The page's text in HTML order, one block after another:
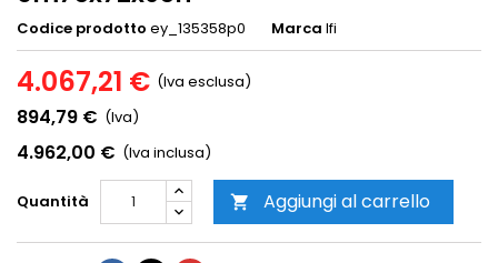
Codice prodotto ey_135358p0 Marca Ifi
4.067,21 € (Iva esclusa)
894,79 € (Iva)
4.962,00 € (Iva inclusa)
Quantità  Aggiungi al carrello